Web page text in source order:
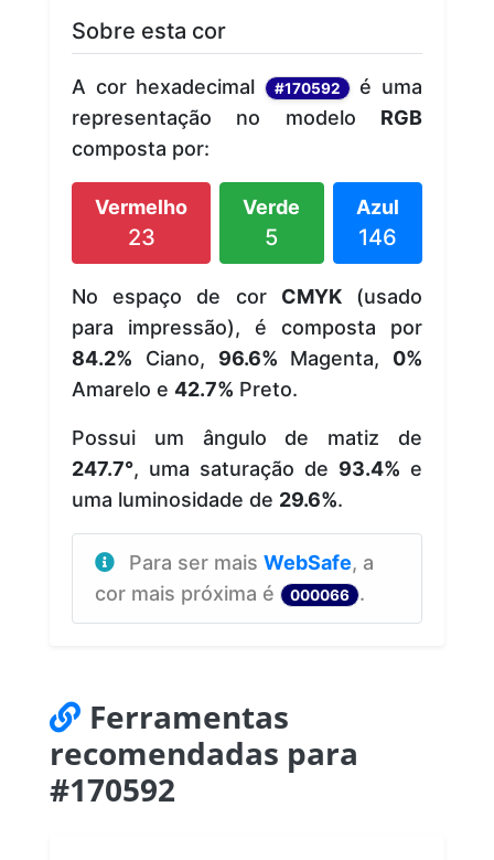
Sobre esta cor
A cor hexadecimal #170592
é uma
representação no modelo RGB
composta por:
Vermelho
23
Verde
5
Azul
146
No espaço de cor CMYK(usado
para impressão), é composta por
84.2% Ciano, 96.6% Magenta, 0%
Amarelo e 42.7% Preto.
Possui um ângulo de matiz de
247.7°, uma saturação de 93.4% e
uma luminosidade de 29.6%.
Para ser mais WebSafe, a
cor mais próxima é
000066 .
Ferramentas
recomendadas para
#170592